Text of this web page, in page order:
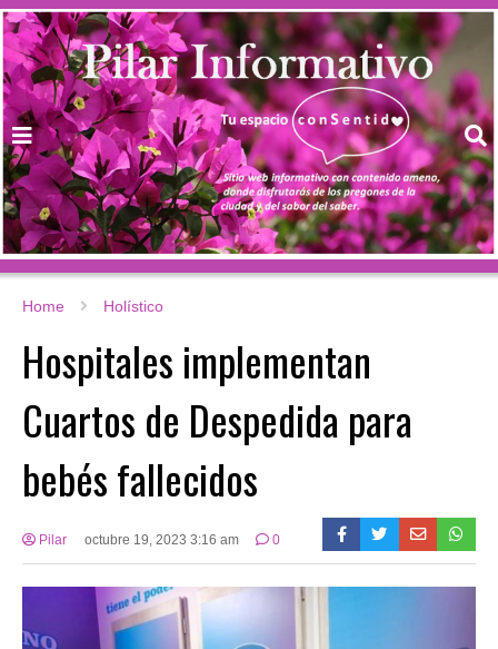
Home Holístico
Hospitales implementan
Cuartos de Despedida para
bebés fallecidos
Pilar octubre 19, 2023 3:16 am 0